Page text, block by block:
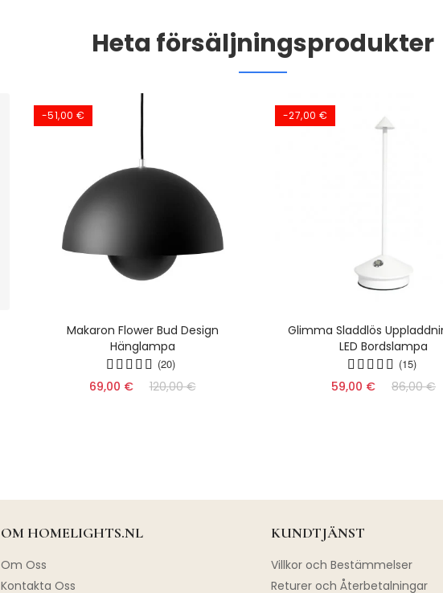
Heta försäljningsprodukter
-51,00 €
Makaron Flower Bud Design
Hänglampa
(20)
69,00 € 120,00 €
-27,00 €
Glimma Sladdlös
LED Bordslampa
(15)
59,00 € 86,00 €
OM HOMELIGHTS.NL
Om Oss
Kontakta Oss
KUNDTJÄNST
Villkor och Bestämmelser
Returer och Återbetalningar